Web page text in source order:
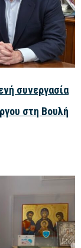
συνεργασία
στη Βουλή